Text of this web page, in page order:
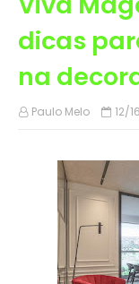
dicas
na
Paulo Melo 12/